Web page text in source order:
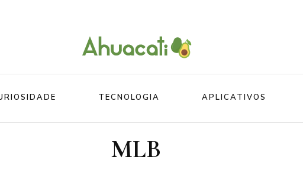
Ahuacati
O melhor da Internet em um só lugar
TECNOLOGIA APLICATIVOS
MLB